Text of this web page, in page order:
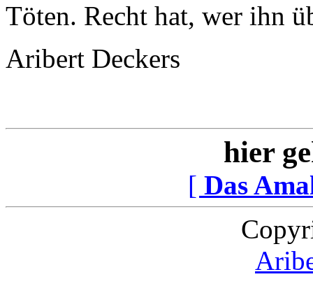
Töten. Recht hat, wer ihn
Aribert Deckers
hier
[ Das